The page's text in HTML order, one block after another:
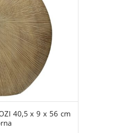
40,5 x 9 x 56 cm